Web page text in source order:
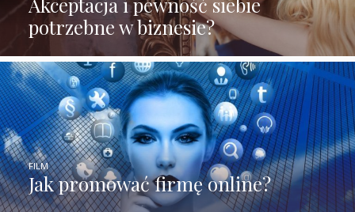
potrzebne w biznesie?
Jak promować firmę online?
FILM